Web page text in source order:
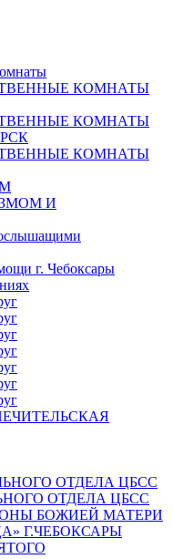
КОМНАТЫ
КОМНАТЫ
КОМНАТЫ
И
г. Чебоксары
ОТДЕЛА ЦБСС
ОТДЕЛА ЦБСС
БОЖИЕЙ МАТЕРИ
Г.ЧЕБОКСАРЫ